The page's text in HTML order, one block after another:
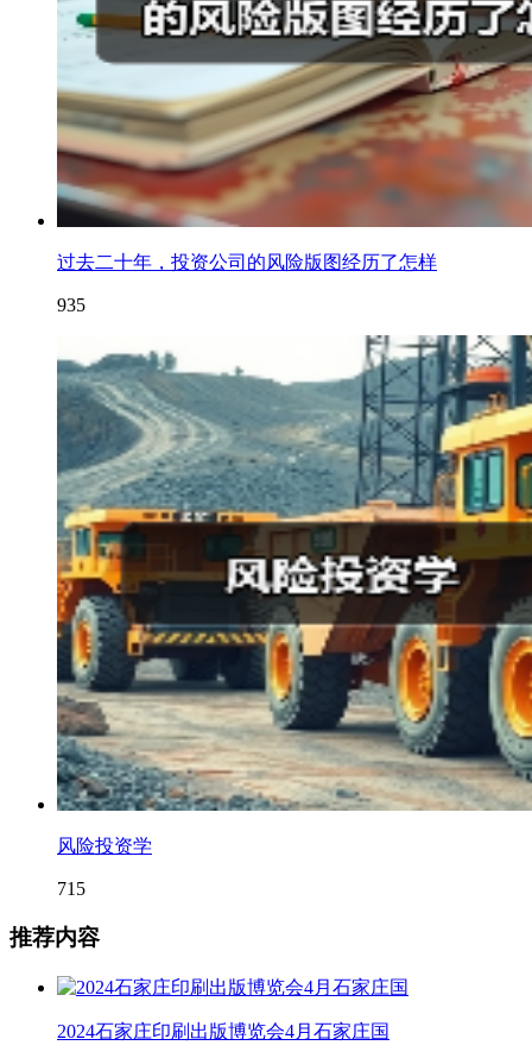
过去二十年，投资公司的风险版图经历了怎样
935
风险投资学
715
推荐内容
2024石家庄印刷出版博览会4月石家庄国